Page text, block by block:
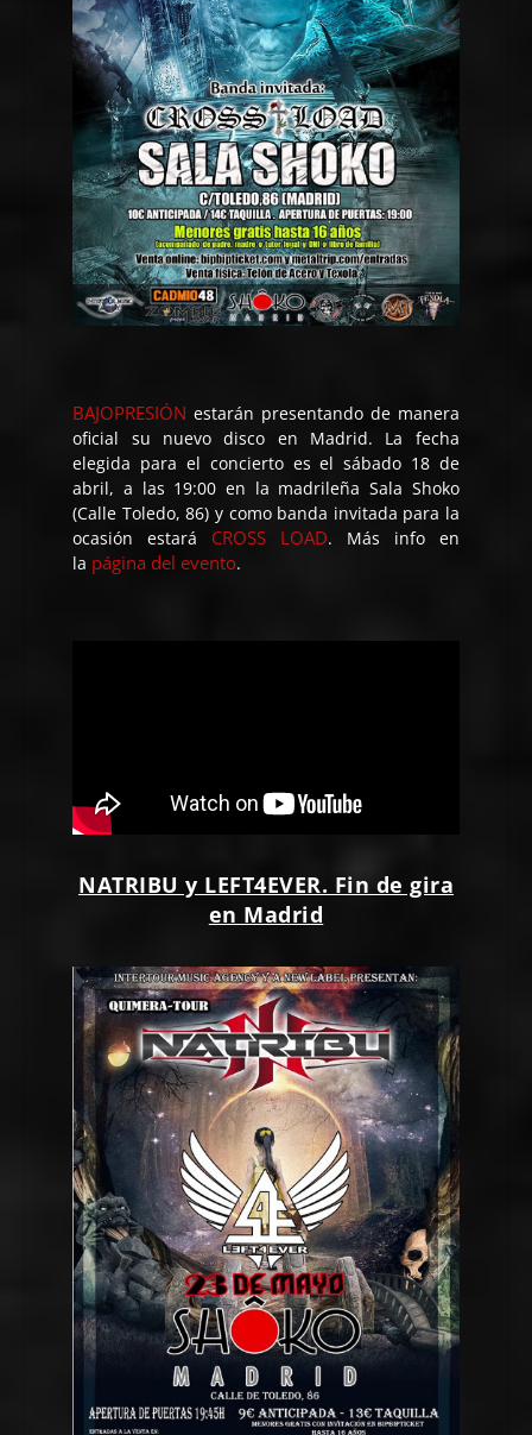
BAJOPRESIÓN estarán presentando de manera
oficial su nuevo disco en Madrid. La fecha
elegida para el concierto es el sábado 18 de
abril, a las 19:00 en la madrileña Sala Shoko
(Calle Toledo, 86) y como banda invitada para la
ocasión estará CROSS LOAD. Más info en
la página del evento.
NATRIBU y LEFT4EVER. Fin de gira
en Madrid